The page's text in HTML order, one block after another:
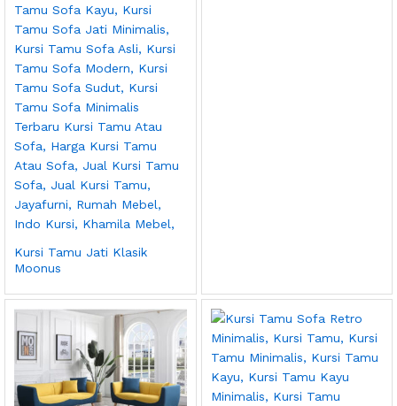
Kursi Tamu Jati Klasik
Moonus